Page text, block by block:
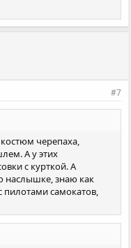
#7
черепаха,
А у этих
с курткой. А
наслышке, знаю как
пилотами самокатов,